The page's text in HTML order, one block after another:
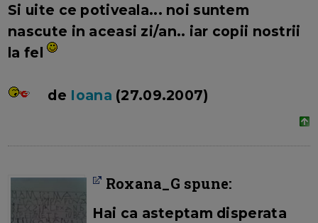
Si uite ce potiveala... noi suntem
nascute in aceasi zi/an.. iar copii nostrii
la fel
de Ioana (27.09.2007)
Roxana_G spune:
Hai ca asteptam disperata